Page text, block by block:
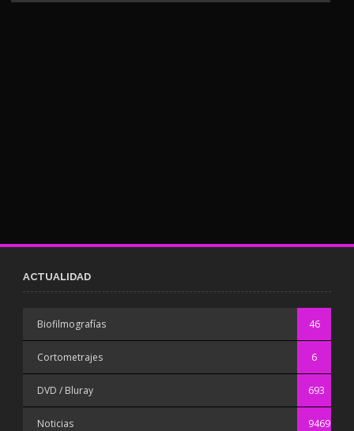
ACTUALIDAD
Biofilmografías 46
Cortometrajes 6
DVD / Bluray 693
Noticias 9469